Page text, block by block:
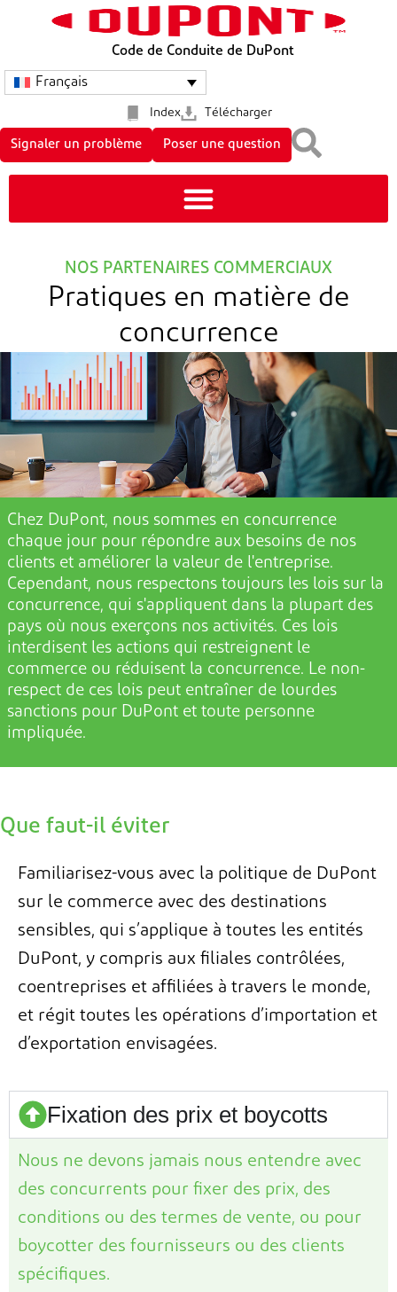
Code de Conduite de DuPont
Français
Index Télécharger
Signaler un problème Poser une question
NOS PARTENAIRES COMMERCIAUX
Pratiques en matière de
concurrence
Chez DuPont, nous sommes en concurrence
chaque jour pour répondre aux besoins de nos
clients et améliorer la valeur de l'entreprise.
Cependant, nous respectons toujours les lois sur la
concurrence, qui s'appliquent dans la plupart des
pays où nous exerçons nos activités. Ces lois
interdisent les actions qui restreignent le
commerce ou réduisent la concurrence. Le non-
respect de ces lois peut entraîner de lourdes
sanctions pour DuPont et toute personne
impliquée.
Que faut-il éviter
Familiarisez-vous avec la politique de DuPont
sur le commerce avec des destinations
sensibles, qui s’applique à toutes les entités
DuPont, y compris aux filiales contrôlées,
coentreprises et affiliées à travers le monde,
et régit toutes les opérations d’importation et
d’exportation envisagées.
Fixation des prix et boycotts
Nous ne devons jamais nous entendre avec
des concurrents pour fixer des prix, des
conditions ou des termes de vente, ou pour
boycotter des fournisseurs ou des clients
spécifiques.